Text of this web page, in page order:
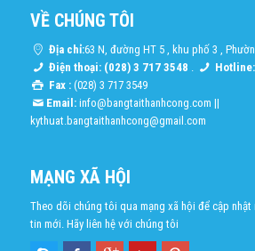
VỀ CHÚNG TÔI
Địa chỉ:63 N, đường HT 5 , khu phố 3 ,
Điện thoại: (028) 3 717 3548 . Hotline:
Fax :(028) 3 717 3549
Email: info@bangtaithanhcong.com ||
kythuat.bangtaithanhcong@gmail.com
MẠNG XÃ HỘI
Theo dõi chúng tôi qua mạng xã hội để cập nhật
tin mới. Hãy liên hệ với chúng tôi